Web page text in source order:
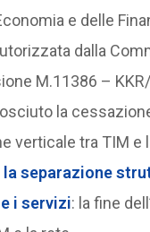
e delle
dalla
M.11386 –
la
verticale tra TIM e
la separazione
i servizi: la fine